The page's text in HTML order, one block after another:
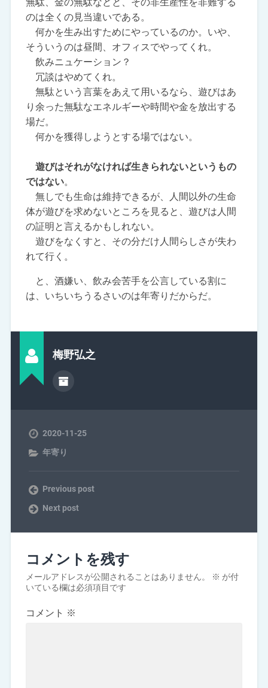
のは全くの見当違いである。
何かを生み出すためにやっているのか。いや、
そういうのは昼間、オフィスでやってくれ。
飲みニュケーション？
冗談はやめてくれ。
無駄という言葉をあえて用いるなら、遊びはあ
り余った無駄なエネルギーや時間や金を放出する
場だ。
何かを獲得しようとする場ではない。
遊びはそれがなければ生きられないというもの
ではない。
無しでも生命は維持できるが、人間以外の生命
体が遊びを求めないところを見ると、遊びは人間
の証明と言えるかもしれない。
遊びをなくすと、その分だけ人間らしさが失わ
れて行く。
と、酒嫌い、飲み会苦手を公言している割に
は、いちいちうるさいのは年寄りだからだ。
梅野弘之
2020-11-25
年寄り
Previous post
Next post
コメントを残す
メールアドレスが公開されることはありません。 ※ が付
いている欄は必須項目です
コメント ※